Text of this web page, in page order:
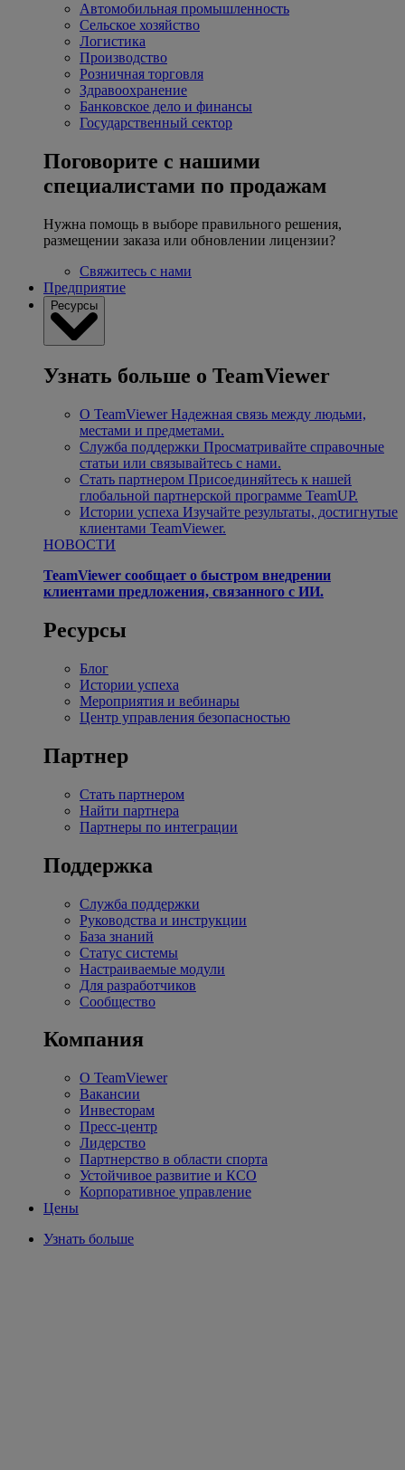
Автомобильная промышленность
Сельское хозяйство
Логистика
Производство
Розничная торговля
Здравоохранение
Банковское дело и финансы
Государственный сектор
Поговорите с нашими
специалистами по продажам
Нужна помощь в выборе правильного решения,
размещении заказа или обновлении лицензии?
Свяжитесь с нами
Предприятие
Ресурсы
Узнать больше о TeamViewer
О TeamViewer Надежная связь между людьми,
местами и предметами.
Служба поддержки Просматривайте справочные
статьи или связывайтесь с нами.
Стать партнером Присоединяйтесь к нашей
глобальной партнерской программе TeamUP.
Истории успеха Изучайте результаты, достигнутые
клиентами TeamViewer.
НОВОСТИ
TeamViewer сообщает о быстром внедрении
клиентами предложения, связанного с ИИ.
Ресурсы
Блог
Истории успеха
Мероприятия и вебинары
Центр управления безопасностью
Партнер
Стать партнером
Найти партнера
Партнеры по интеграции
Поддержка
Служба поддержки
Руководства и инструкции
База знаний
Статус системы
Настраиваемые модули
Для разработчиков
Сообщество
Компания
О TeamViewer
Вакансии
Инвесторам
Пресс-центр
Лидерство
Партнерство в области спорта
Устойчивое развитие и КСО
Корпоративное управление
Цены
Узнать больше